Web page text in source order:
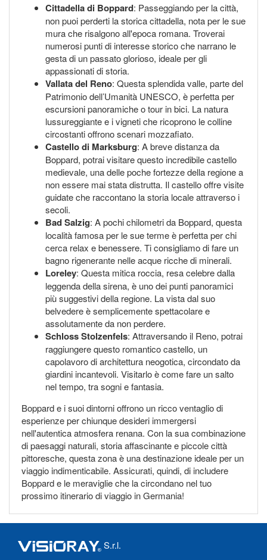
Cittadella di Boppard: Passeggiando per la città,
non puoi perderti la storica cittadella, nota per le sue
mura che risalgono all'epoca romana. Troverai
numerosi punti di interesse storico che narrano le
gesta di un passato glorioso, ideale per gli
appassionati di storia.
Vallata del Reno: Questa splendida valle, parte del
Patrimonio dell’Umanità UNESCO, è perfetta per
escursioni panoramiche o tour in bici. La natura
lussureggiante e i vigneti che ricoprono le colline
circostanti offrono scenari mozzafiato.
Castello di Marksburg: A breve distanza da
Boppard, potrai visitare questo incredibile castello
medievale, una delle poche fortezze della regione a
non essere mai stata distrutta. Il castello offre visite
guidate che raccontano la storia locale attraverso i
secoli.
Bad Salzig: A pochi chilometri da Boppard, questa
località famosa per le sue terme è perfetta per chi
cerca relax e benessere. Ti consigliamo di fare un
bagno rigenerante nelle acque ricche di minerali.
Loreley: Questa mitica roccia, resa celebre dalla
leggenda della sirena, è uno dei punti panoramici
più suggestivi della regione. La vista dal suo
belvedere è semplicemente spettacolare e
assolutamente da non perdere.
Schloss Stolzenfels: Attraversando il Reno, potrai
raggiungere questo romantico castello, un
capolavoro di architettura neogotica, circondato da
giardini incantevoli. Visitarlo è come fare un salto
nel tempo, tra sogni e fantasia.
Boppard e i suoi dintorni offrono un ricco ventaglio di
esperienze per chiunque desideri immergersi
nell'autentica atmosfera renana. Con la sua combinazione
di paesaggi naturali, storia affascinante e piccole città
pittoresche, questa zona è una destinazione ideale per un
viaggio indimenticabile. Assicurati, quindi, di includere
Boppard e le meraviglie che la circondano nel tuo
prossimo itinerario di viaggio in Germania!
S.r.l.